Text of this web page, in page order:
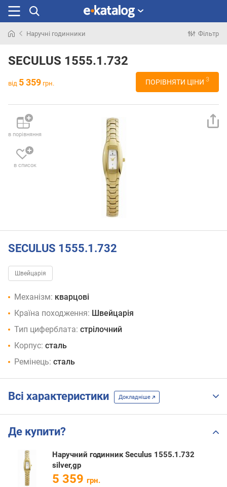
раніше
Наручні годинники Фільтр
SECULUS 1555.1.732
від 5 359 грн. ПОРІВНЯТИ ЦІНИ 3
в порівняння
в список
SECULUS 1555.1.732
Швейцарія
Механізм: кварцові
Країна походження: Швейцарія
Тип циферблата: стрілочний
Корпус: сталь
Ремінець: сталь
Всі характеристики Докладніше
Де купити?
Наручний годинник Seculus 1555.1.732
silver,gp
5 359 грн.